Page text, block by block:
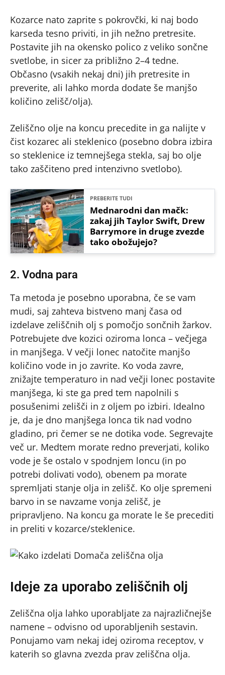
Kozarce nato zaprite s pokrovčki, ki naj bodo
karseda tesno priviti, in jih nežno pretresite.
Postavite jih na okensko polico z veliko sončne
svetlobe, in sicer za približno 2–4 tedne.
Občasno (vsakih nekaj dni) jih pretresite in
preverite, ali lahko morda dodate še manjšo
količino zelišč/olja).
Zeliščno olje na koncu precedite in ga nalijte v
čist kozarec ali steklenico (posebno dobra izbira
so steklenice iz temnejšega stekla, saj bo olje
tako zaščiteno pred intenzivno svetlobo).
PREBERITE TUDI
Mednarodni dan mačk:
zakaj jih Taylor Swift, Drew
Barrymore in druge zvezde
tako obožujejo?
2. Vodna para
Ta metoda je posebno uporabna, če se vam
mudi, saj zahteva bistveno manj časa od
izdelave zeliščnih olj s pomočjo sončnih žarkov.
Potrebujete dve kozici oziroma lonca – večjega
in manjšega. V večji lonec natočite manjšo
količino vode in jo zavrite. Ko voda zavre,
znižajte temperaturo in nad večji lonec postavite
manjšega, ki ste ga pred tem napolnili s
posušenimi zelišči in z oljem po izbiri. Idealno
je, da je dno manjšega lonca tik nad vodno
gladino, pri čemer se ne dotika vode. Segrevajte
več ur. Medtem morate redno preverjati, koliko
vode je še ostalo v spodnjem loncu (in po
potrebi dolivati vodo), obenem pa morate
spremljati stanje olja in zelišč. Ko olje spremeni
barvo in se navzame vonja zelišč, je
pripravljeno. Na koncu ga morate le še precediti
in preliti v kozarce/steklenice.
Ideje za uporabo zeliščnih olj
Zeliščna olja lahko uporabljate za najrazličnejše
namene – odvisno od uporabljenih sestavin.
Ponujamo vam nekaj idej oziroma receptov, v
katerih so glavna zvezda prav zeliščna olja.